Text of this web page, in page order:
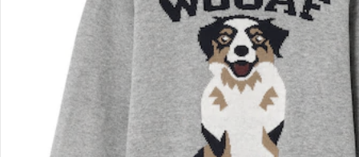
Filialen & Beratung
Unternehmen
Sicher & flexibel bezahlen